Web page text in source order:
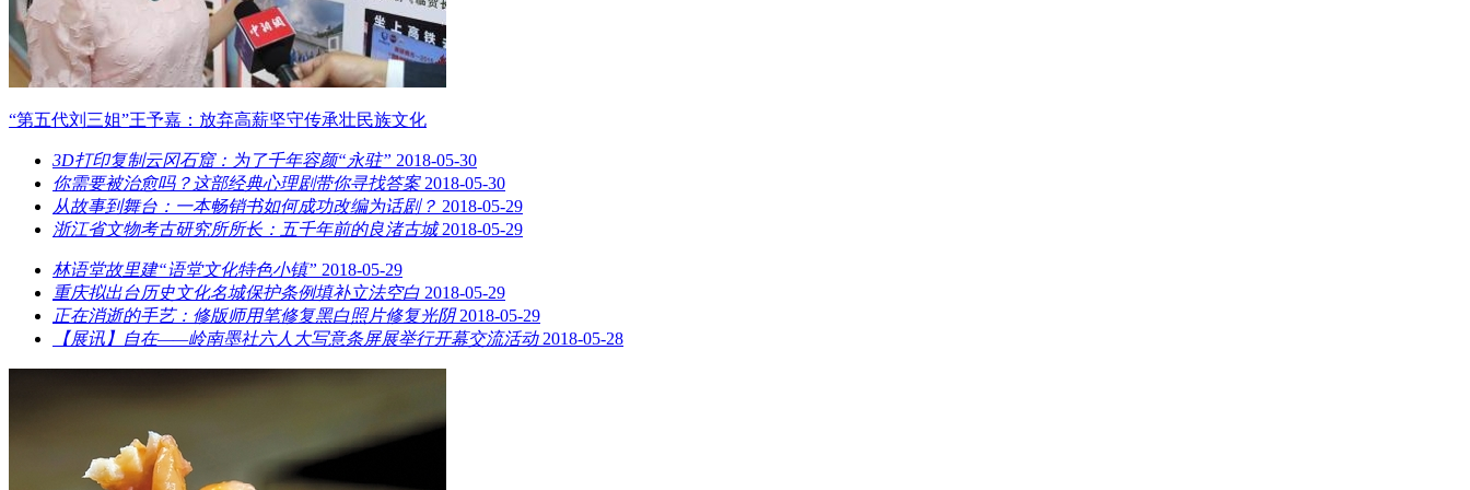
“第五代刘三姐”王予嘉：放弃高薪坚守传承壮民族文化
3D打印复制云冈石窟：为了千年容颜“永驻” 2018-05-30
你需要被治愈吗？这部经典心理剧带你寻找答案 2018-05-30
从故事到舞台：一本畅销书如何成功改编为话剧？ 2018-05-29
浙江省文物考古研究所所长：五千年前的良渚古城 2018-05-29
林语堂故里建“语堂文化特色小镇” 2018-05-29
重庆拟出台历史文化名城保护条例填补立法空白 2018-05-29
正在消逝的手艺：修版师用笔修复黑白照片修复光阴 2018-05-29
【展讯】自在——岭南墨社六人大写意条屏展举行开幕交流活动 2018-05-28